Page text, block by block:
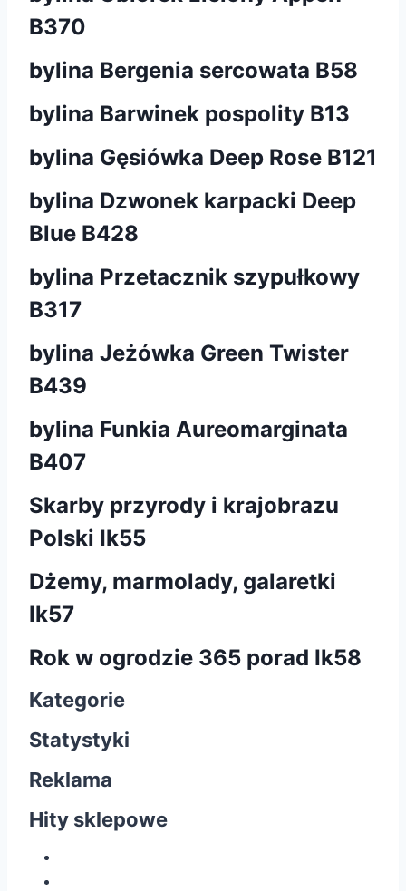
B370
bylina Bergenia sercowata B58
bylina Barwinek pospolity B13
bylina Gęsiówka Deep Rose B121
bylina Dzwonek karpacki Deep
Blue B428
bylina Przetacznik szypułkowy
B317
bylina Jeżówka Green Twister
B439
bylina Funkia Aureomarginata
B407
Skarby przyrody i krajobrazu
Polski Ik55
Dżemy, marmolady, galaretki
Ik57
Rok w ogrodzie 365 porad Ik58
Kategorie
Statystyki
Reklama
Hity sklepowe